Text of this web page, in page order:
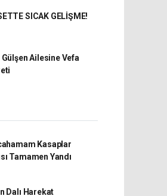
SICAK GELİŞME!
Ailesine Vefa
Kasaplar
Tamamen Yandı
Dalı Harekat